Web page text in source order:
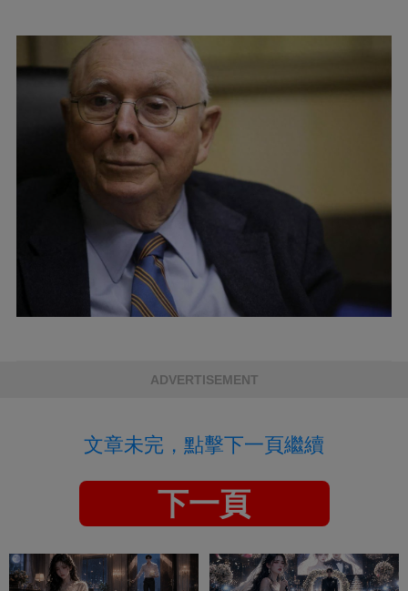
ADVERTISEMENT
文章未完，點擊下一頁繼續
下一頁